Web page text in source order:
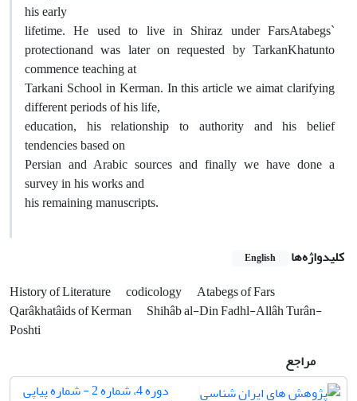
his early
lifetime. He used to live in Shiraz under FarsAtabegs`
protectionand was later on requested by TarkanKhatunto
commence teaching at
Tarkani School in Kerman. In this article we aimat clarifying
different periods of his life,
education, his relationship to authority and his belief
tendencies based on
Persian and Arabic sources and finally we have done a
survey in his works and
his remaining manuscripts.
کلیدواژه‌ها English
History of Literature codicology
Atabegs of Fars
Qarâkhatâids of Kerman
Shihâb al-Din Fadhl-Allâh Turân-
Poshti
مراجع
دوره 4، شماره 2 - شماره پیاپی